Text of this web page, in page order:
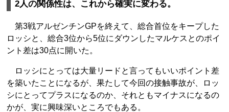
2人の関係性は、これから確実に変わる。
第3戦アルゼンチンGPを終えて、総合首位をキープした
ロッシと、総合3位から5位にダウンしたマルケスとのポイ
ント差は30点に開いた。
ロッシにとっては大量リードと言ってもいいポイント差
を築いたことになるが、果たして今回の接触事故が、ロッ
シにとってプラスになるのか、それともマイナスになるの
かが、実に興味深いところでもある。